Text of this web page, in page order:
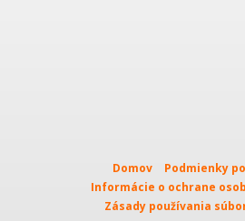
Domov
Podmienky
Informácie o ochrane
Zásady používania